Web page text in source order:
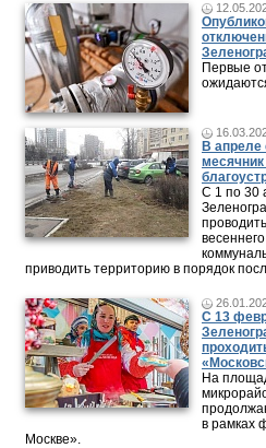
Первые
В апреле
месячник
С 1 по 30
приводить территорию в порядок
С 13
На
в рамках
Москве».